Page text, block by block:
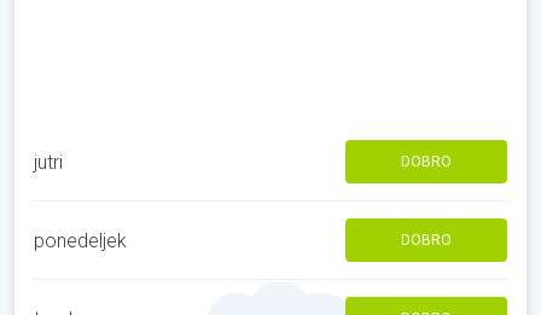
jutri DOBRO
ponedeljek DOBRO